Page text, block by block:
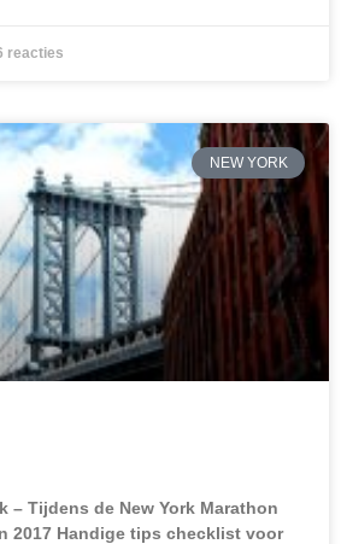
reacties
NEW YORK
– Tijdens de New York Marathon
2017 Handige tips checklist voor